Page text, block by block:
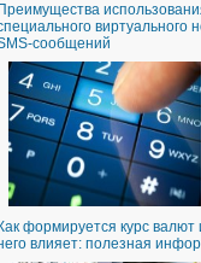
Преимущества
виртуального
сообщений
Как формируется курс валют
влияет: полезная